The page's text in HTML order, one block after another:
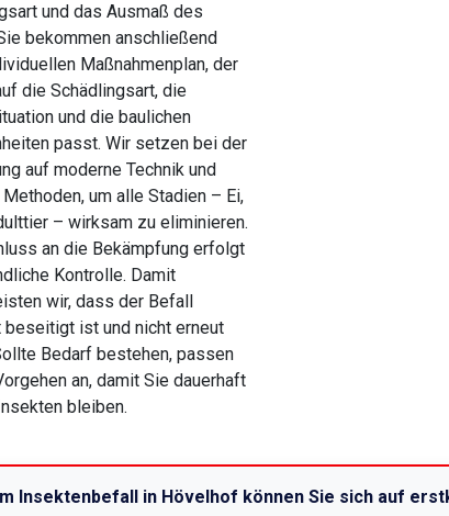
und das Ausmaß des
bekommen anschließend
Maßnahmenplan, der
die Schädlingsart, die
und die baulichen
passt. Wir setzen bei der
auf moderne Technik und
um alle Stadien – Ei,
– wirksam zu eliminieren.
an die Bekämpfung erfolgt
Kontrolle. Damit
wir, dass der Befall
ist und nicht erneut
Bedarf bestehen, passen
an, damit Sie dauerhaft
bleiben.
Insektenbefall in Hövelhof können Sie sich auf